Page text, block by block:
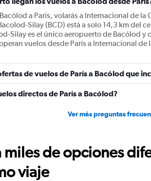
a París, volarás a Internacional de
Silay (BCD) está a solo 14,3 km del
Silay es el único aeropuerto de Bacólod y
vuelos desde París a Internacional
de vuelos de París a Bacólod que
directos de París a Bacólod?
Ver más preguntas
miles de opciones
viaje